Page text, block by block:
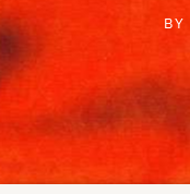
BY